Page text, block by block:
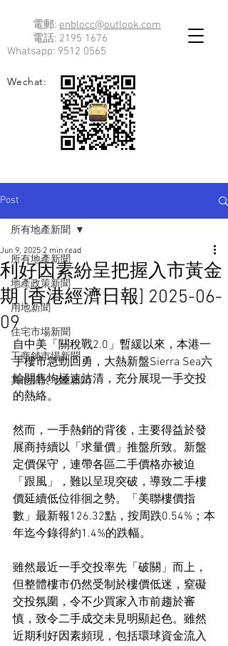
電郵: enblocc@outlook.com
電話: 2195 1676
Whatsapp: 9512 0565
Wechat:
Post
所有地產新聞
地產政策新聞
用地新聞
住宅市場新聞
工商舖市場新聞
其他關於地產新聞
所有地產新聞
利好因素紛呈把握入市黃金
期 [香港經濟日報] 2025-06-
09
Jun 9, 2025 2 min read
自中美「關稅戰2.0」暫緩以來，本港一
手樓市急勁回勇，大熱新盤Sierra Sea六
輪開售均極速沽清，充分展現一手交投
的熱絡。
然而，一手熱銷的背後，主要得益於發
展商持續以「求量價」推盤所致。新盤
定價保守，連帶各區二手價格亦被迫
「跟風」，難以呈現突破，導致二手樓
價延續低位徘徊之勢。「美聯樓價指
數」最新報126.32點，按周跌0.54%；本
年迄今錄得約1.4%的跌幅。
雖然最近一手交投率先「破關」而上，
但整體樓市仍然受制於樓價低迷，窒礙
交投氛圍，令不少買家入市前趨於審
慎，致令二手成交未見明顯起色。雖然
近期利好因素頻現，包括環球資金流入